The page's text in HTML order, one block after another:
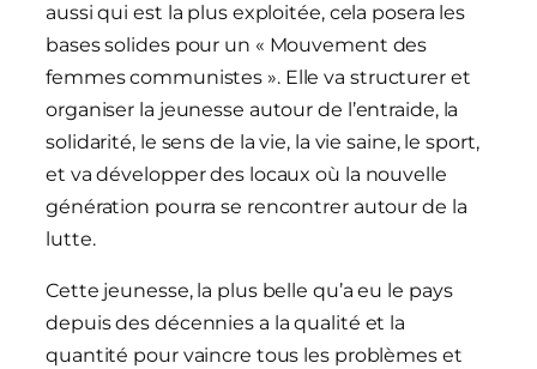
aussi qui est la plus exploitée, cela posera les
bases solides pour un « Mouvement des
femmes communistes ». Elle va structurer et
organiser la jeunesse autour de l’entraide, la
solidarité, le sens de la vie, la vie saine, le sport,
et va développer des locaux où la nouvelle
génération pourra se rencontrer autour de la
lutte.
Cette jeunesse, la plus belle qu’a eu le pays
depuis des décennies a la qualité et la
quantité pour vaincre tous les problèmes et